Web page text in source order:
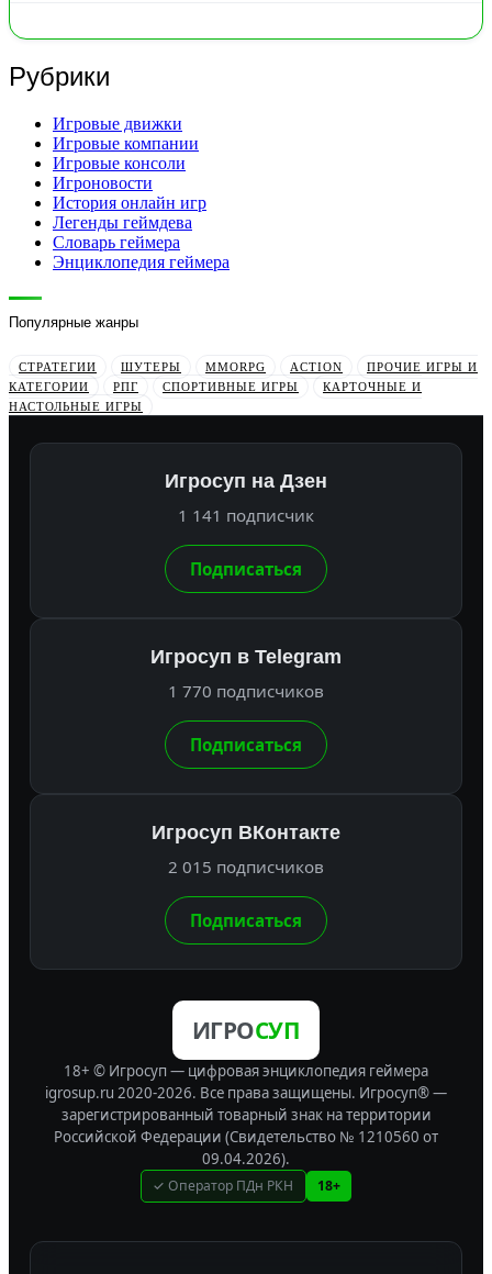
Рубрики
Игровые движки
Игровые компании
Игровые консоли
Игроновости
История онлайн игр
Легенды геймдева
Словарь геймера
Энциклопедия геймера
Популярные жанры
СТРАТЕГИИ ШУТЕРЫ MMORPG ACTION
ПРОЧИЕ ИГРЫ И
КАТЕГОРИИ
РПГ СПОРТИВНЫЕ ИГРЫ
КАРТОЧНЫЕ И
НАСТОЛЬНЫЕ ИГРЫ
Игросуп на Дзен
1 141 подписчик
Подписаться
Игросуп в Telegram
1 770 подписчиков
Подписаться
Игросуп ВКонтакте
2 015 подписчиков
Подписаться
ИГРОСУП
18+ © Игросуп — цифровая энциклопедия геймера
igrosup.ru 2020-2026. Все права защищены. Игросуп® —
зарегистрированный товарный знак на территории
Российской Федерации (Свидетельство № 1210560 от
09.04.2026).
✓ Оператор ПДн РКН 18+